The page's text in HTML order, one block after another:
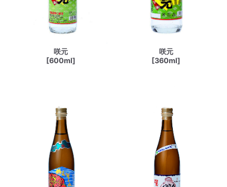
咲元
[600ml]
咲元
[360ml]